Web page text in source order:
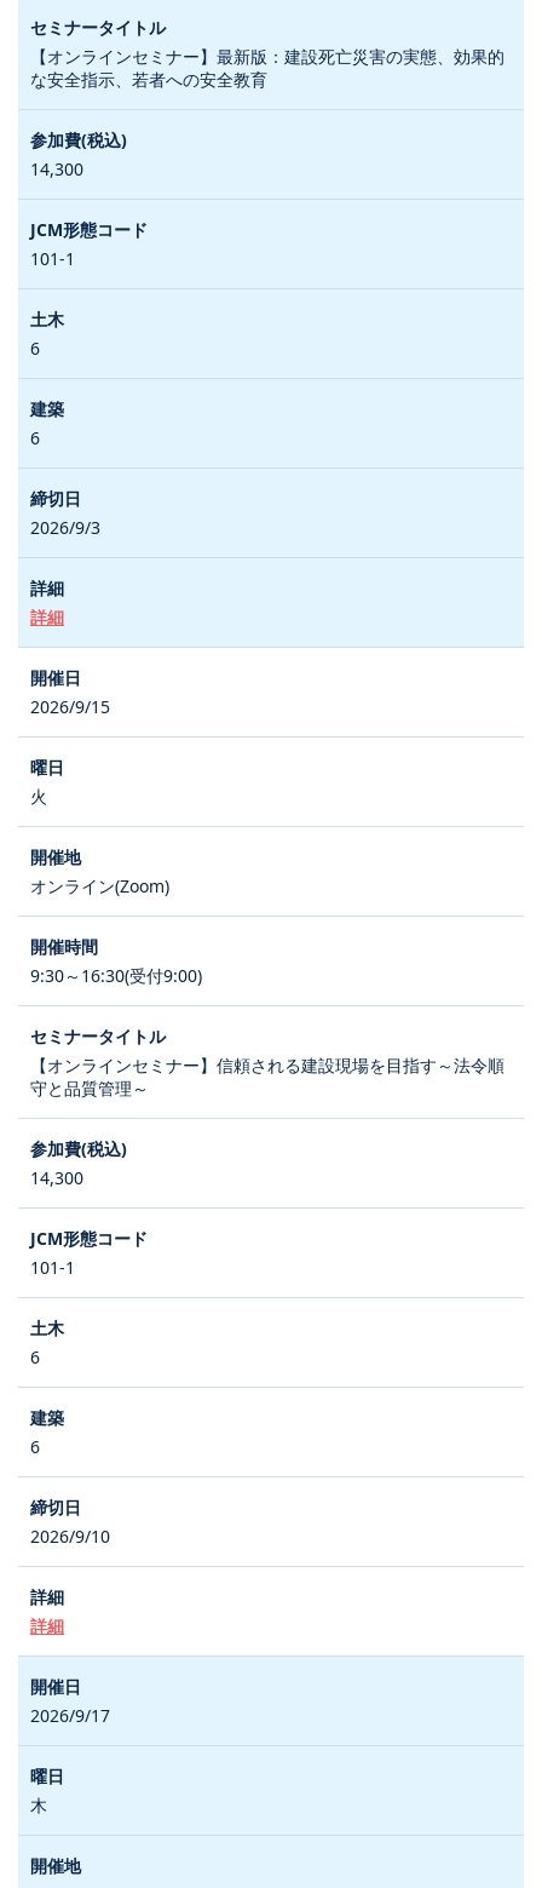
【オンラインセミナー】最新版：建設死亡災害の実態、効果的
な安全指示、若者への安全教育
14,300
101-1
6
6
2026/9/3
詳細
2026/9/15
火
オンライン(Zoom)
9:30～16:30(受付9:00)
【オンラインセミナー】信頼される建設現場を目指す～法令順
守と品質管理～
14,300
101-1
6
6
2026/9/10
詳細
2026/9/17
木